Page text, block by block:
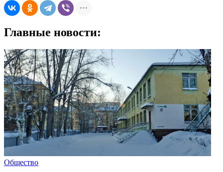
Главные новости:
Общество